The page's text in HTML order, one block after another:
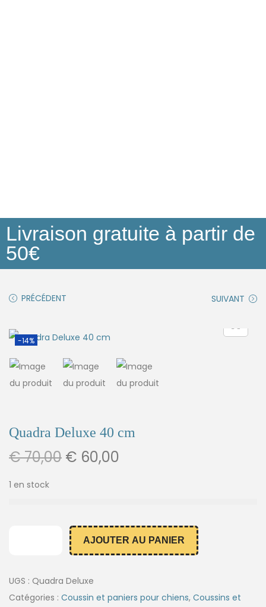
Livraison gratuite à partir de
50€
PRÉCÉDENT SUIVANT
-14%
Quadra Deluxe 40 cm
€70,00 € 60,00
1 en stock
AJOUTER AU PANIER
UGS : Quadra Deluxe
Catégories : Coussin et paniers pour chiens, Coussins et